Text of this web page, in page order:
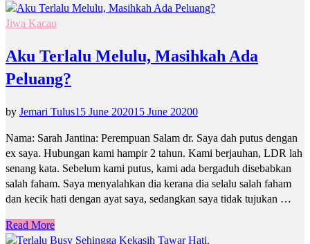
Jiwa Kacau
Aku Terlalu Melulu, Masihkah Ada
Peluang?
by Jemari Tulus15 June 202015 June 20200
Nama: Sarah Jantina: Perempuan Salam dr. Saya dah putus dengan
ex saya. Hubungan kami hampir 2 tahun. Kami berjauhan, LDR lah
senang kata. Sebelum kami putus, kami ada bergaduh disebabkan
salah faham. Saya menyalahkan dia kerana dia selalu salah faham
dan kecik hati dengan ayat saya, sedangkan saya tidak tujukan …
Read More